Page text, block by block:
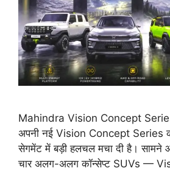
Mahindra Vision Concept
अपनी नई Vision Concept Series
सेगमेंट में बड़ी हलचल मचा दी है। सामने
चार अलग-अलग कॉन्सेप्ट SUVs —